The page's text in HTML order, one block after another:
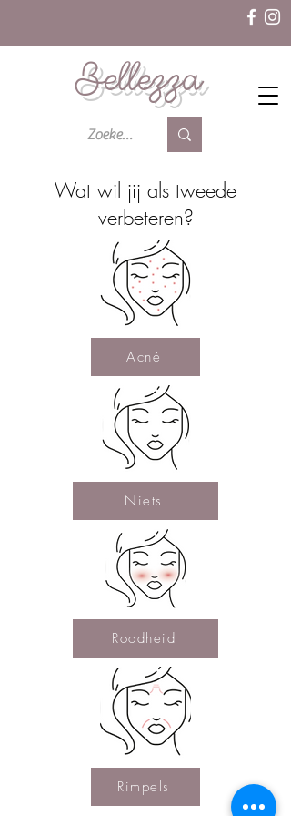
Bellezza
Wat wil jij als tweede
verbeteren?
Acné
Niets
Roodheid
Rimpels